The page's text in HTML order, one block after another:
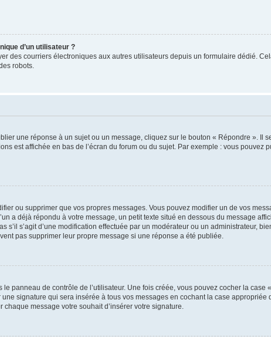
d’un utilisateur ?
des courriers électroniques aux autres utilisateurs depuis un formulaire dédié.
robots.
une réponse à un sujet ou un message, cliquez sur le bouton « Répondre ». Il
est affichée en bas de l’écran du forum ou du sujet. Par exemple : vous pouvez
ou supprimer que vos propres messages. Vous pouvez modifier un de vos
a déjà répondu à votre message, un petit texte situé en dessous du message
s’agit d’une modification effectuée par un modérateur ou un administrateur,
pas supprimer leur propre message si une réponse a été publiée.
panneau de contrôle de l’utilisateur. Une fois créée, vous pouvez cocher la case
signature qui sera insérée à tous vos messages en cochant la case appropriée
message votre souhait d’insérer votre signature.